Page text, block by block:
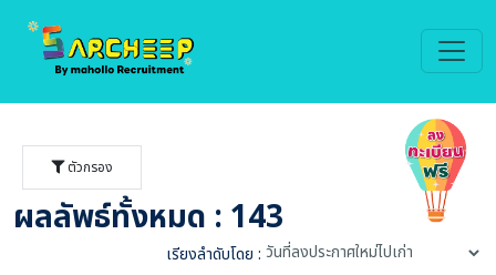
ตัวกรอง
ผลลัพธ์ทั้งหมด : 143
เรียงลำดับโดย :